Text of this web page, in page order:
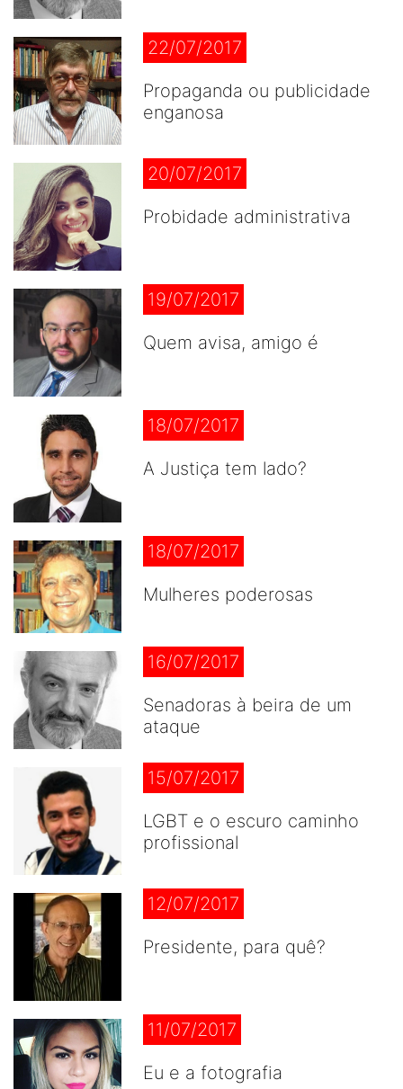
22/07/2017
Propaganda ou publicidade
enganosa
20/07/2017
Probidade administrativa
19/07/2017
Quem avisa, amigo é
18/07/2017
A Justiça tem lado?
18/07/2017
Mulheres poderosas
16/07/2017
Senadoras à beira de um
ataque
15/07/2017
LGBT e o escuro caminho
profissional
12/07/2017
Presidente, para quê?
11/07/2017
Eu e a fotografia